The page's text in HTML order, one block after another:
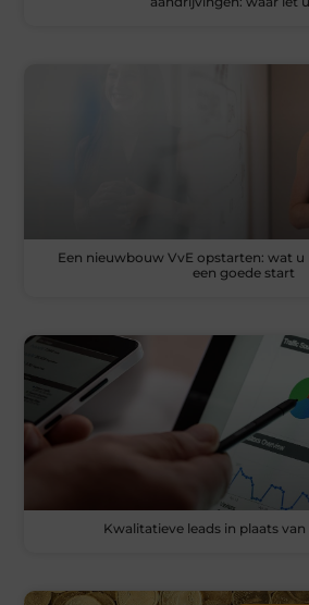
Een nieuwbouw VvE opstarten: wat
een goede start
Kwalitatieve leads in plaats van